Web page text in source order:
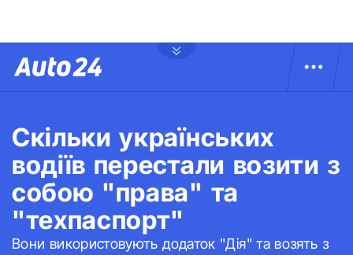
Скільки українських
водіїв перестали возити з
собою "права" та
"техпаспорт"
Вони використовують додаток "Дія" та возять з